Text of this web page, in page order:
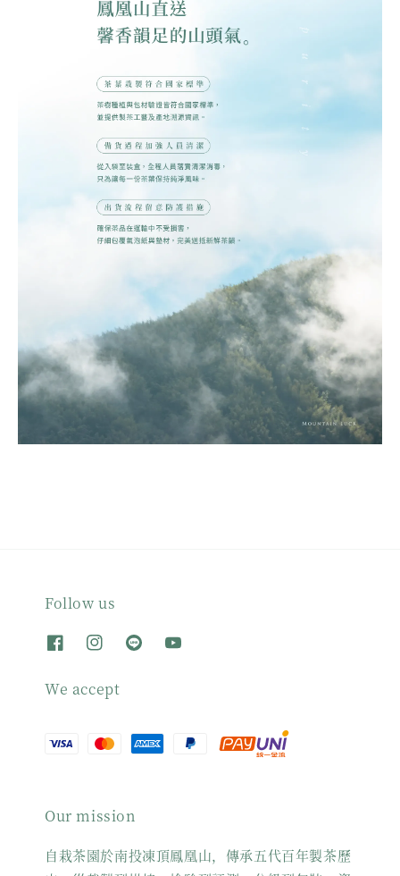
Follow us
We accept
Our mission
自栽茶園於南投凍頂鳳凰山，傳承五代百年製茶歷